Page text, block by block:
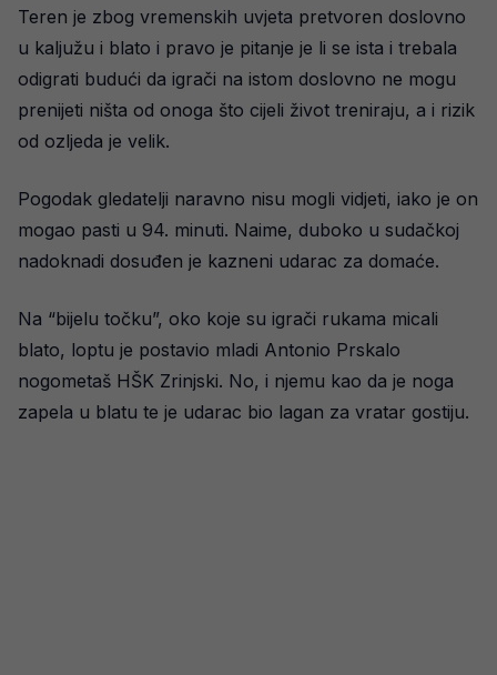
Teren je zbog vremenskih uvjeta pretvoren doslovno
u kaljužu i blato i pravo je pitanje je li se ista i trebala
odigrati budući da igrači na istom doslovno ne mogu
prenijeti ništa od onoga što cijeli život treniraju, a i rizik
od ozljeda je velik.
Pogodak gledatelji naravno nisu mogli vidjeti, iako je on
mogao pasti u 94. minuti. Naime, duboko u sudačkoj
nadoknadi dosuđen je kazneni udarac za domaće.
Na “bijelu točku”, oko koje su igrači rukama micali
blato, loptu je postavio mladi Antonio Prskalo
nogometaš HŠK Zrinjski. No, i njemu kao da je noga
zapela u blatu te je udarac bio lagan za vratar gostiju.